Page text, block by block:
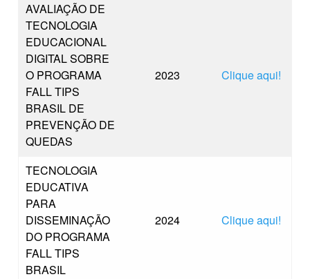
AVALIAÇÃO DE
TECNOLOGIA
EDUCACIONAL
DIGITAL SOBRE
O PROGRAMA
FALL TIPS
BRASIL DE
PREVENÇÃO DE
QUEDAS
2023 Clique aqui!
TECNOLOGIA
EDUCATIVA
PARA
DISSEMINAÇÃO
DO PROGRAMA
FALL TIPS
BRASIL
2024 Clique aqui!